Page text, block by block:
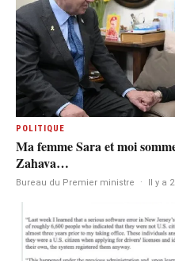
POLITIQUE
Ma femme Sara et moi
Zahava…
Bureau du Premier ministre · Il y a